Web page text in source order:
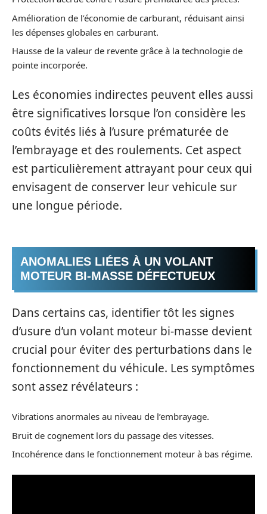
Amélioration de l’économie de carburant, réduisant ainsi
les dépenses globales en carburant.
Hausse de la valeur de revente grâce à la technologie de
pointe incorporée.
Les économies indirectes peuvent elles aussi
être significatives lorsque l’on considère les
coûts évités liés à l’usure prématurée de
l’embrayage et des roulements. Cet aspect
est particulièrement attrayant pour ceux qui
envisagent de conserver leur vehicule sur
une longue période.
ANOMALIES LIÉES À UN VOLANT
MOTEUR BI-MASSE DÉFECTUEUX
Dans certains cas, identifier tôt les signes
d’usure d’un volant moteur bi-masse devient
crucial pour éviter des perturbations dans le
fonctionnement du véhicule. Les symptômes
sont assez révélateurs :
Vibrations anormales au niveau de l’embrayage.
Bruit de cognement lors du passage des vitesses.
Incohérence dans le fonctionnement moteur à bas régime.